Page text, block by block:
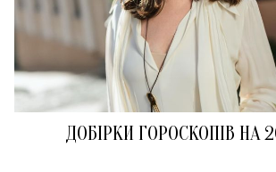
ДОБІРКИ ГОРОСКОПІВ НА